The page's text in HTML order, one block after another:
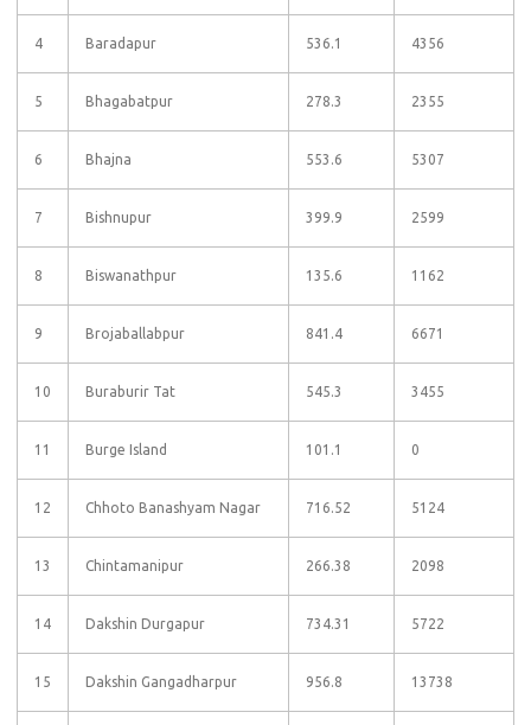
4 Baradapur 536.1 4356
5 Bhagabatpur 278.3 2355
6 Bhajna 553.6 5307
7 Bishnupur 399.9 2599
8 Biswanathpur 135.6 1162
9 Brojaballabpur 841.4 6671
10 Buraburir Tat 545.3 3455
11 Burge Island 101.1 0
12 Chhoto Banashyam Nagar 716.52 5124
13 Chintamanipur 266.38 2098
14 Dakshin Durgapur 734.31 5722
15 Dakshin Gangadharpur 956.8 13738